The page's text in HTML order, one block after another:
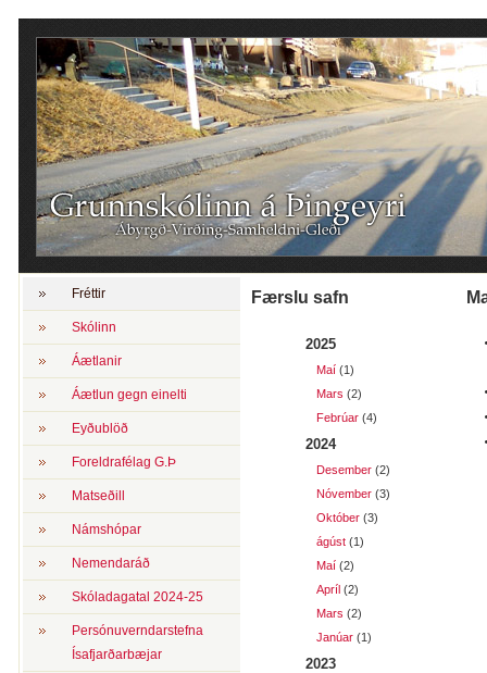
Fréttir
Skólinn
Áætlanir
Áætlun gegn einelti
Eyðublöð
Foreldrafélag G.Þ
Matseðill
Námshópar
Nemendaráð
Skóladagatal 2024-25
Persónuverndarstefna
Ísafjarðarbæjar
Færslu safn
2025
Maí (1)
Mars (2)
Febrúar (4)
2024
Desember (2)
Nóvember (3)
Október (3)
ágúst (1)
Maí (2)
Apríl (2)
Mars (2)
Janúar (1)
2023